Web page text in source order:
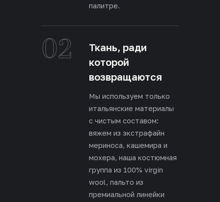
палитре.
02
Ткань, ради
которой
возвращаются
Мы используем только
итальянские материалы
с чистым составом:
вяжем из экстрафайн
мериноса, кашемира и
мохера, наша костюмная
группа из 100% virgin
wool, пальто из
премиальной линейки